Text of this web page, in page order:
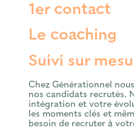
1er contact
Le coaching
Suivi sur
Chez Générationnel
nos candidats recrutés.
intégration et votre
les moments clés et
besoin de recruter à